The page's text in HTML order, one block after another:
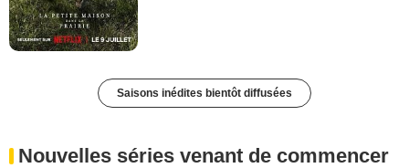
Saisons inédites bientôt diffusées
Nouvelles séries venant de commencer